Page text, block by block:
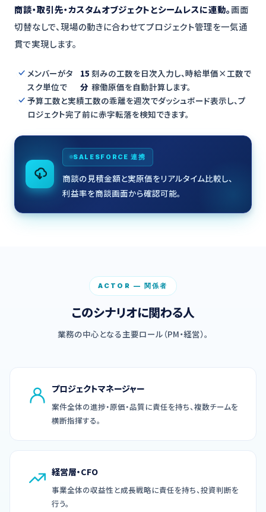
商談・取引先・カスタムオブジェクトとシームレスに連動。画面
切替なしで、現場の動きに合わせてプロジェクト管理を一気通
貫で実現します。
メンバーがタ
スク単位で
15
分
刻みの工数を日次入力し、時給単価×工数で
稼働原価を自動計算します。
予算工数と実績工数の乖離を週次でダッシュボード表示し、プ
ロジェクト完了前に赤字転落を検知できます。
SALESFORCE 連携
商談の見積金額と実原価をリアルタイム比較し、
利益率を商談画面から確認可能。
ACTOR — 関係者
このシナリオに関わる人
業務の中心となる主要ロール（PM・経営）。
プロジェクトマネージャー
案件全体の進捗・原価・品質に責任を持ち、複数チームを
横断指揮する。
経営層・CFO
事業全体の収益性と成長戦略に責任を持ち、投資判断を
行う。